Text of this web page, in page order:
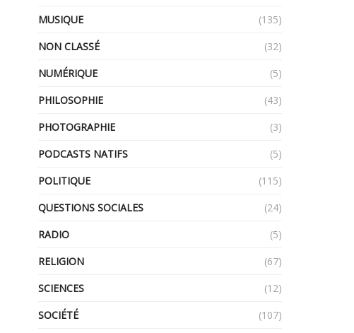
MUSIQUE
(135)
NON CLASSÉ
(32)
NUMÉRIQUE
(5)
PHILOSOPHIE
(43)
PHOTOGRAPHIE
(3)
PODCASTS NATIFS
(5)
POLITIQUE
(115)
QUESTIONS SOCIALES
(24)
RADIO
(5)
RELIGION
(67)
SCIENCES
(12)
SOCIÉTÉ
(107)